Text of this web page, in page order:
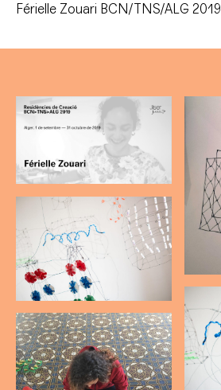
Férielle Zouari BCN/TNS/ALG 2019